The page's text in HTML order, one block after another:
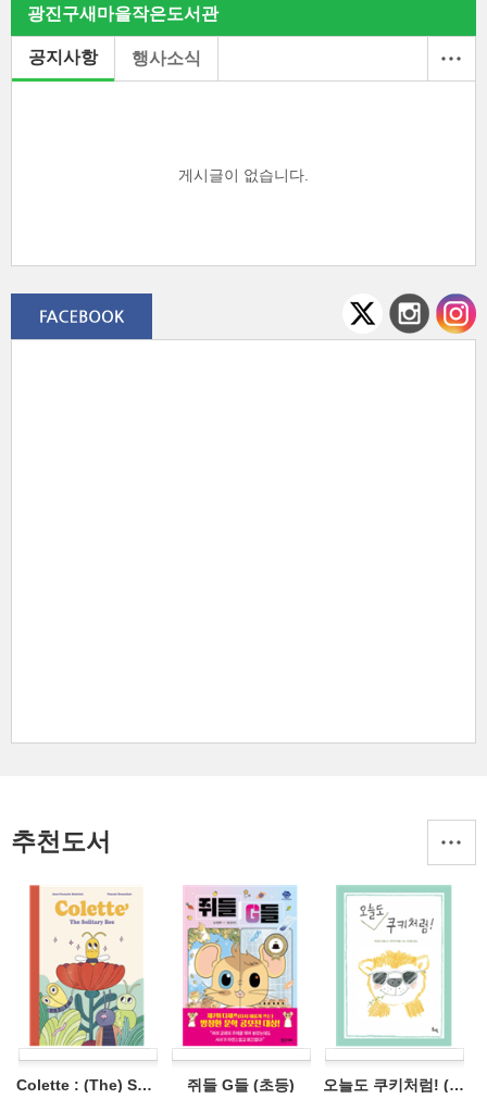
광진구새마을작은도서관
공지사항 행사소식
게시글이 없습니다.
추천도서
Colette : (The) Solitary Bee (영어) 쥐들 G들 (초등) 오늘도 쿠키처럼! (초등)